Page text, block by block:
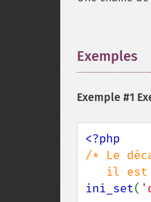
Exemples
Exemple #1
/* Le
ini_set(